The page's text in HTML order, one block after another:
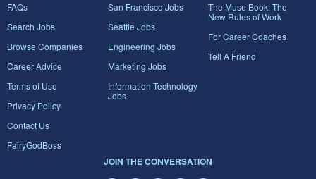
FAQs
Search Jobs
Browse Companies
Career Advice
Terms of Use
Privacy Policy
Contact Us
FairyGodBoss
San Francisco Jobs
Seattle Jobs
Engineering Jobs
Marketing Jobs
Information Technology
Jobs
The Muse Book: The
New Rules of Work
For Career Coaches
Tell A Friend
JOIN THE CONVERSATION